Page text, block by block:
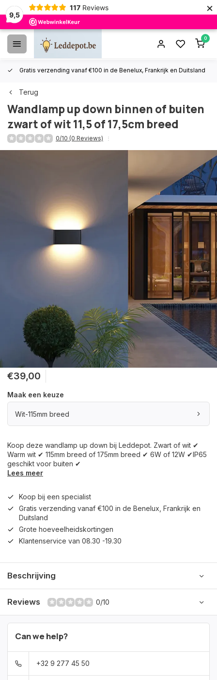
9,5
117 Reviews ×
0
Gratis verzending vanaf €100 in de Benelux, Frankrijk en Duitsland
Terug
Wandlamp up down binnen of buiten
zwart of wit 11,5 of 17,5cm breed
0/10 (0 Reviews)
€39,00
Maak een keuze
Wit-115mm breed
Koop deze wandlamp up down bij Leddepot. Zwart of wit ✔
Warm wit ✔ 115mm breed of 175mm breed ✔ 6W of 12W ✔IP65
geschikt voor buiten ✔
Lees meer
Koop bij een specialist
Gratis verzending vanaf €100 in de Benelux, Frankrijk en
Duitsland
Grote hoeveelheidskortingen
Klantenservice van 08.30 -19.30
Beschrijving
Reviews 0/10
Can we help?
+32 9 277 45 50